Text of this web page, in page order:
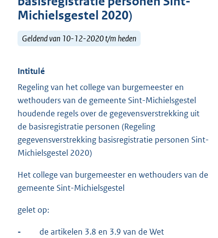
Michielsgestel 2020)
Geldend van 10-12-2020 t/m heden
Intitulé
Regeling van het college van burgemeester en
wethouders van de gemeente Sint-Michielsgestel
houdende regels over de gegevensverstrekking uit
de basisregistratie personen (Regeling
gegevensverstrekking basisregistratie personen Sint-
Michielsgestel 2020)
Het college van burgemeester en wethouders van de
gemeente Sint-Michielsgestel
gelet op:
-
de artikelen 3.8 en 3.9 van de Wet